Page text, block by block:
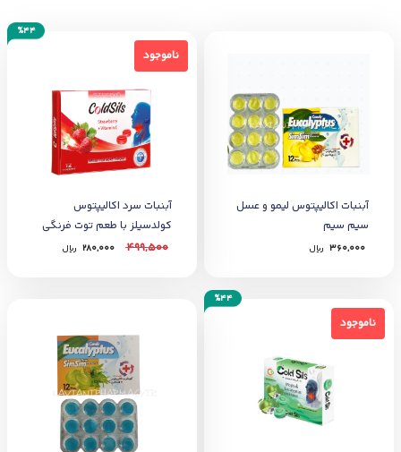
آبنبات اکالیپتوس لیمو و عسل
سیم سیم
360,000 ﷼
ناموجود
%44
ناموجود
آبنبات سرد اکالیپتوس
کولدسیلز با طعم توت فرنگی
12 عددی
499,500
280,000 ﷼
ناموجود
%44
ناموجود